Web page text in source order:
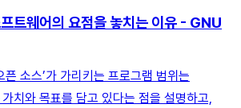
트웨어의 요점을 놓치는 이유 - GNU
픈 소스’가 가리키는 프로그램 범위는
치와 목표를 담고 있다는 점을 설명하고,